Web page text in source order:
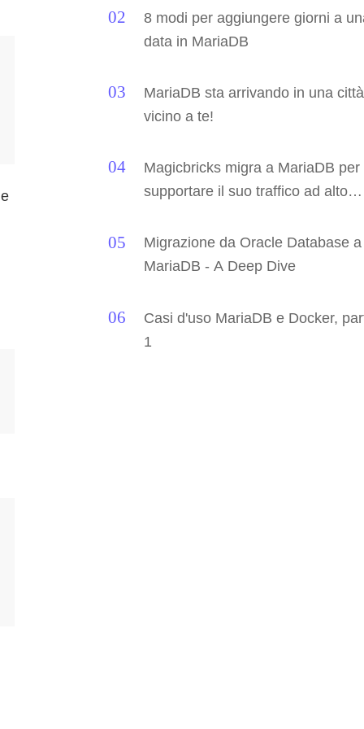
8 modi per aggiungere giorni a
data in MariaDB
MariaDB sta arrivando in una città
vicino a te!
Magicbricks migra a MariaDB per
supportare il suo traffico ad alto
Migrazione da Oracle Database a
MariaDB - A Deep Dive
Casi d'uso MariaDB e Docker,
1